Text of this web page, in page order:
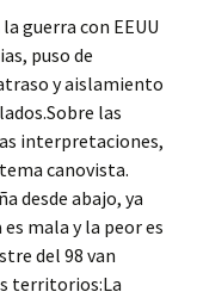
guerra con EEUU
puso de
y aislamiento
las
interpretaciones,
canovista.
desde abajo, ya
mala y la peor es
del 98 van
territorios:La